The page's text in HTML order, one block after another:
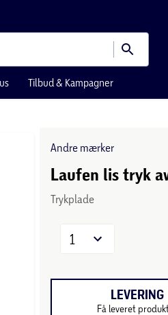
Tilbud & Kampagner
Andre mærker
Laufen lis tryk
Trykplade
1
LEVERING
Få leveret